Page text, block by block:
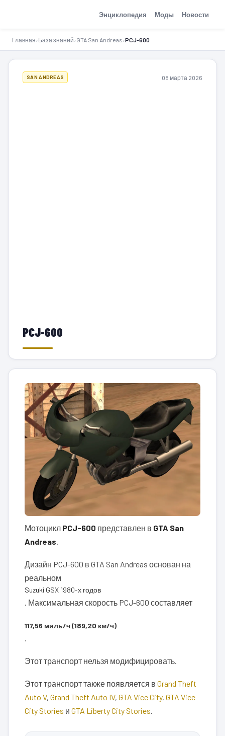
Энциклопедия Моды Новости
Главная›База знаний›GTA San Andreas›PCJ-600
SAN ANDREAS 08 марта 2026
PCJ-600
Мотоцикл PCJ-600 представлен в GTA San
Andreas.
Дизайн PCJ-600 в GTA San Andreas основан на
реальном
Suzuki GSX 1980-х годов
. Максимальная скорость PCJ-600 составляет
117,56 миль/ч (189,20 км/ч)
.
Этот транспорт нельзя модифицировать.
Этот транспорт также появляется в Grand Theft
Auto V, Grand Theft Auto IV, GTA Vice City, GTA Vice
City Stories и GTA Liberty City Stories.